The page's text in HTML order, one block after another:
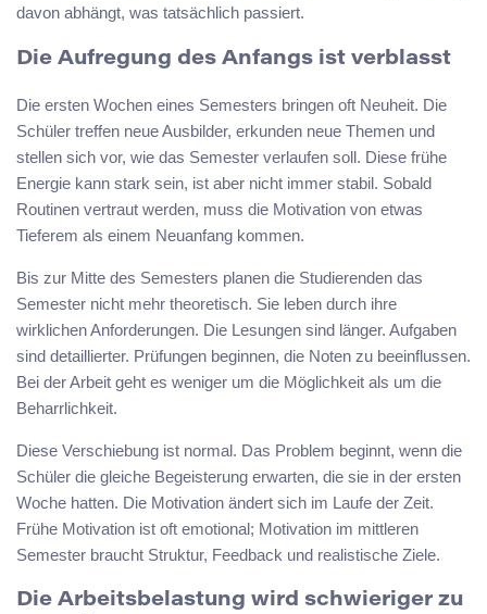
davon abhängt, was tatsächlich passiert.
Die Aufregung des Anfangs ist verblasst
Die ersten Wochen eines Semesters bringen oft Neuheit. Die
Schüler treffen neue Ausbilder, erkunden neue Themen und
stellen sich vor, wie das Semester verlaufen soll. Diese frühe
Energie kann stark sein, ist aber nicht immer stabil. Sobald
Routinen vertraut werden, muss die Motivation von etwas
Tieferem als einem Neuanfang kommen.
Bis zur Mitte des Semesters planen die Studierenden das
Semester nicht mehr theoretisch. Sie leben durch ihre
wirklichen Anforderungen. Die Lesungen sind länger. Aufgaben
sind detaillierter. Prüfungen beginnen, die Noten zu beeinflussen.
Bei der Arbeit geht es weniger um die Möglichkeit als um die
Beharrlichkeit.
Diese Verschiebung ist normal. Das Problem beginnt, wenn die
Schüler die gleiche Begeisterung erwarten, die sie in der ersten
Woche hatten. Die Motivation ändert sich im Laufe der Zeit.
Frühe Motivation ist oft emotional; Motivation im mittleren
Semester braucht Struktur, Feedback und realistische Ziele.
Die Arbeitsbelastung wird schwieriger zu